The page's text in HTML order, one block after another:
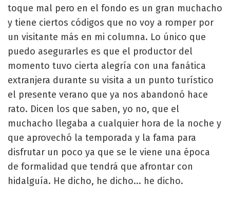
toque mal pero en el fondo es un gran muchacho
y tiene ciertos códigos que no voy a romper por
un visitante más en mi columna. Lo único que
puedo asegurarles es que el productor del
momento tuvo cierta alegría con una fanática
extranjera durante su visita a un punto turístico
el presente verano que ya nos abandonó hace
rato. Dicen los que saben, yo no, que el
muchacho llegaba a cualquier hora de la noche y
que aprovechó la temporada y la fama para
disfrutar un poco ya que se le viene una época
de formalidad que tendrá que afrontar con
hidalguía. He dicho, he dicho... he dicho.